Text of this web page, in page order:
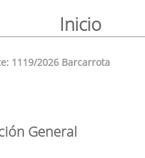
Inicio
1119/2026 Barcarrota
General